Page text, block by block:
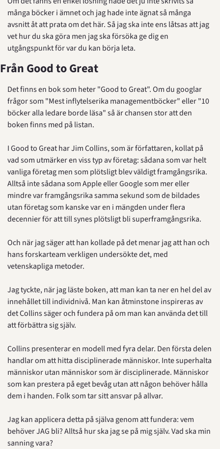
många böcker i ämnet och jag hade inte ägnat så många
avsnitt åt att prata om det här. Så jag ska inte ens låtsas att jag
vet hur du ska göra men jag ska försöka ge dig en
utgångspunkt för var du kan börja leta.
Från Good to Great
Det finns en bok som heter "Good to Great". Om du googlar
frågor som "Mest inflytelserika managementböcker" eller "10
böcker alla ledare borde läsa" så är chansen stor att den
boken finns med på listan.
I Good to Great har Jim Collins, som är författaren, kollat på
vad som utmärker en viss typ av företag: sådana som var helt
vanliga företag men som plötsligt blev väldigt framgångsrika.
Alltså inte sådana som Apple eller Google som mer eller
mindre var framgångsrika samma sekund som de bildades
utan företag som kanske var en i mängden under flera
decennier för att till synes plötsligt bli superframgångsrika.
Och när jag säger att han kollade på det menar jag att han och
hans forskarteam verkligen undersökte det, med
vetenskapliga metoder.
Jag tyckte, när jag läste boken, att man kan ta ner en hel del av
innehållet till individnivå. Man kan åtminstone inspireras av
det Collins säger och fundera på om man kan använda det till
att förbättra sig själv.
Collins presenterar en modell med fyra delar. Den första delen
handlar om att hitta disciplinerade människor. Inte superhalta
människor utan människor som är disciplinerade. Människor
som kan prestera på eget bevåg utan att någon behöver hålla
dem i handen. Folk som tar sitt ansvar på allvar.
Jag kan applicera detta på själva genom att fundera: vem
behöver JAG bli? Alltså hur ska jag se på mig själv. Vad ska min
sanning vara?